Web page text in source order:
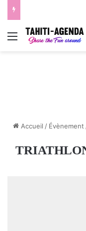
Menu
Accueil / Évènement